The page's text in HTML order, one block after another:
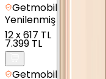
Getmobil Güvencesi
Yenilenmiş Apple
12x617 TL
7.399 TL
Getmobil Güvencesi